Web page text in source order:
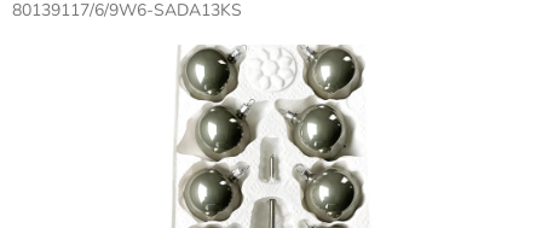
80139117/6/9W6-SADA13KS